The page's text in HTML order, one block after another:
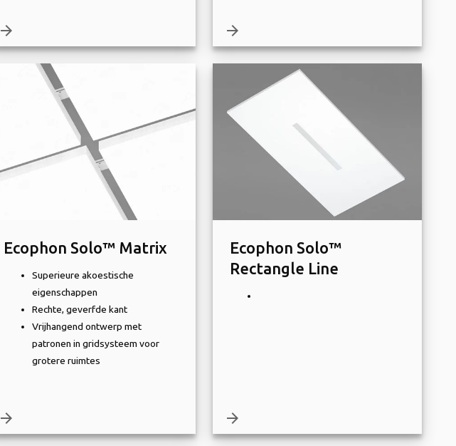
arrow_forward arrow_forward
Ecophon Solo™ Matrix
Superieure akoestische
eigenschappen
Rechte, geverfde kant
Vrijhangend ontwerp met
patronen in gridsysteem voor
grotere ruimtes
arrow_forward
Ecophon Solo™
Rectangle Line
arrow_forward